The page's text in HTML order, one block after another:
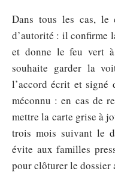
Dans tous les cas, le
d’autorité : il confirme
et donne le feu vert
souhaite garder la
l’accord écrit et signé
méconnu : en cas de
mettre la carte grise à
trois mois suivant le
évite aux familles
pour clôturer le dossier